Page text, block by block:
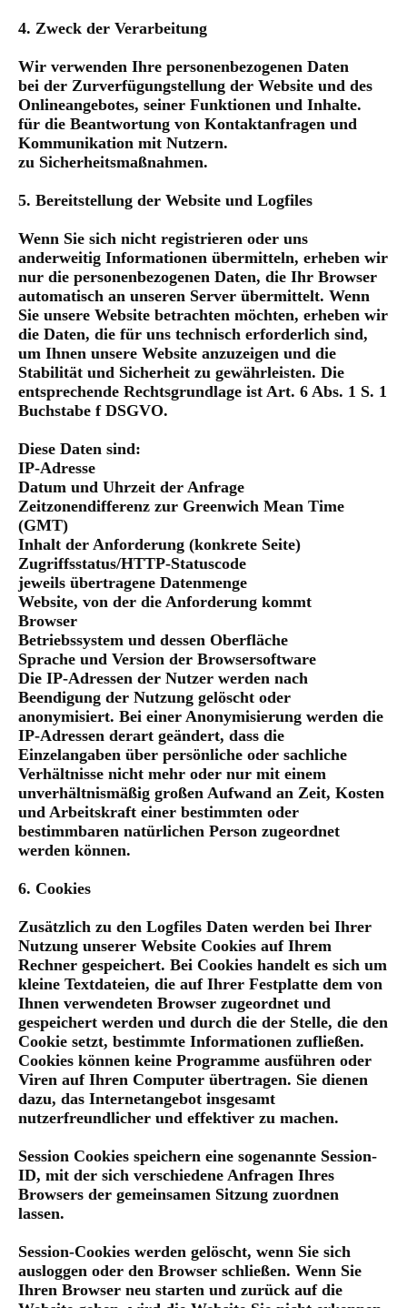
4. Zweck der Verarbeitung
Wir verwenden Ihre personenbezogenen Daten
bei der Zurverfügungstellung der Website und des
Onlineangebotes, seiner Funktionen und Inhalte.
für die Beantwortung von Kontaktanfragen und
Kommunikation mit Nutzern.
zu Sicherheitsmaßnahmen.
5. Bereitstellung der Website und Logfiles
Wenn Sie sich nicht registrieren oder uns
anderweitig Informationen übermitteln, erheben wir
nur die personenbezogenen Daten, die Ihr Browser
automatisch an unseren Server übermittelt. Wenn
Sie unsere Website betrachten möchten, erheben wir
die Daten, die für uns technisch erforderlich sind,
um Ihnen unsere Website anzuzeigen und die
Stabilität und Sicherheit zu gewährleisten. Die
entsprechende Rechtsgrundlage ist Art. 6 Abs. 1 S. 1
Buchstabe f DSGVO.
Diese Daten sind:
IP-Adresse
Datum und Uhrzeit der Anfrage
Zeitzonendifferenz zur Greenwich Mean Time
(GMT)
Inhalt der Anforderung (konkrete Seite)
Zugriffsstatus/HTTP-Statuscode
jeweils übertragene Datenmenge
Website, von der die Anforderung kommt
Browser
Betriebssystem und dessen Oberfläche
Sprache und Version der Browsersoftware
Die IP-Adressen der Nutzer werden nach
Beendigung der Nutzung gelöscht oder
anonymisiert. Bei einer Anonymisierung werden die
IP-Adressen derart geändert, dass die
Einzelangaben über persönliche oder sachliche
Verhältnisse nicht mehr oder nur mit einem
unverhältnismäßig großen Aufwand an Zeit, Kosten
und Arbeitskraft einer bestimmten oder
bestimmbaren natürlichen Person zugeordnet
werden können.
6. Cookies
Zusätzlich zu den Logfiles Daten werden bei Ihrer
Nutzung unserer Website Cookies auf Ihrem
Rechner gespeichert. Bei Cookies handelt es sich um
kleine Textdateien, die auf Ihrer Festplatte dem von
Ihnen verwendeten Browser zugeordnet und
gespeichert werden und durch die der Stelle, die den
Cookie setzt, bestimmte Informationen zufließen.
Cookies können keine Programme ausführen oder
Viren auf Ihren Computer übertragen. Sie dienen
dazu, das Internetangebot insgesamt
nutzerfreundlicher und effektiver zu machen.
Session Cookies speichern eine sogenannte Session-
ID, mit der sich verschiedene Anfragen Ihres
Browsers der gemeinsamen Sitzung zuordnen
lassen.
Session-Cookies werden gelöscht, wenn Sie sich
ausloggen oder den Browser schließen. Wenn Sie
Ihren Browser neu starten und zurück auf die